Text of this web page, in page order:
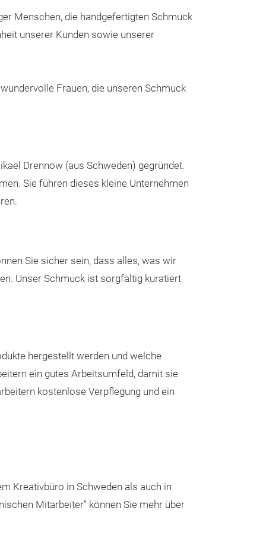
Menschen, die handgefertigten Schmuck
unserer Kunden sowie unserer
Frauen, die unseren Schmuck
Drennow (aus Schweden) gegründet.
Sie führen dieses kleine Unternehmen
Sie sicher sein, dass alles, was wir
Unser Schmuck ist sorgfältig kuratiert
hergestellt werden und welche
ein gutes Arbeitsumfeld, damit sie
kostenlose Verpflegung und ein
Kreativbüro in Schweden als auch in
Mitarbeiter" können Sie mehr über